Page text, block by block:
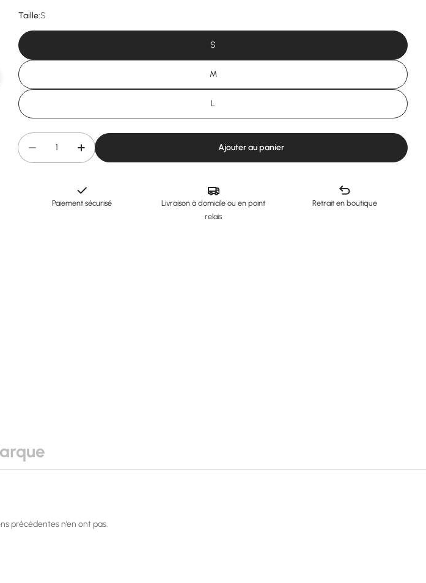
Ouvrir le média 1 en mode modal
Taille:S
S
M
L
Quantité
Diminuer la quantité pour Airbag pour Yeti convertible 2 :: GIN
Augmenter la quantité pour Airbag pour Yeti convertible 2 :: GIN
Ajouter au panier
Paiement sécurisé
Livraison à domicile ou en point
relais
Retrait en boutique
précédentes n’en ont pas.